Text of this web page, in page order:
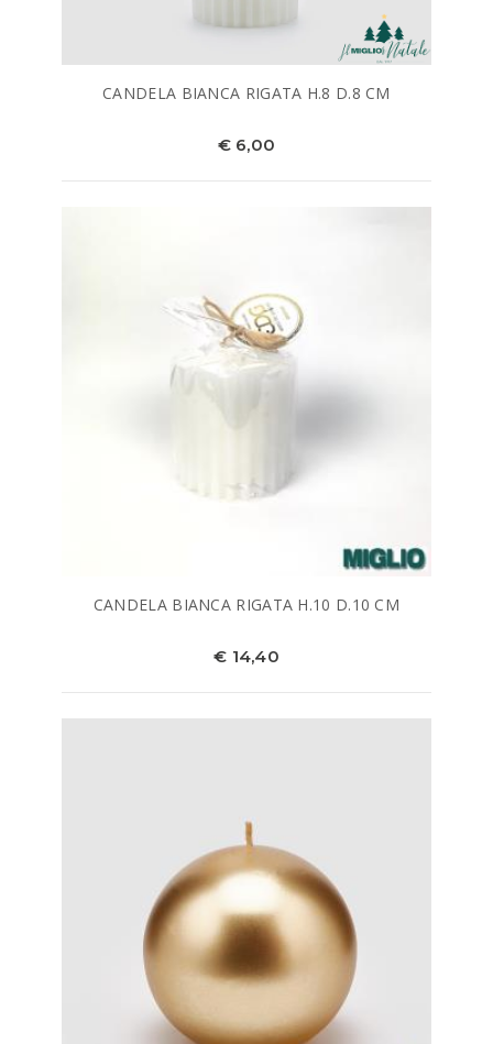
CANDELA BIANCA RIGATA H.8 D.8 CM
€ 6,00
CANDELA BIANCA RIGATA H.10 D.10 CM
€ 14,40